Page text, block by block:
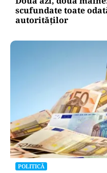
scufundate toate
autorităților
POLITICĂ